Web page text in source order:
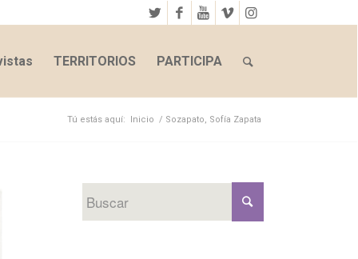
TERRITORIOS PARTICIPA
Tú estás aquí: Inicio / Sozapato, Sofía Zapata